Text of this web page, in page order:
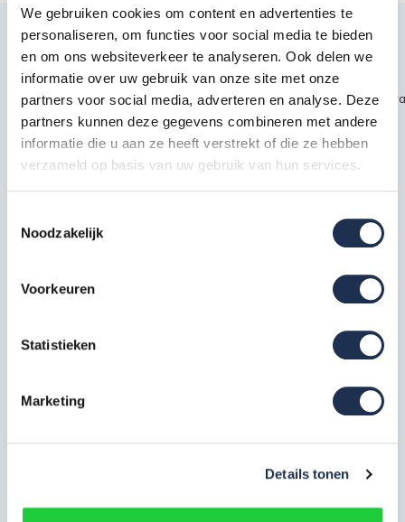
We gebruiken cookies om content en advertenties te
personaliseren, om functies voor social media te bieden
en om ons websiteverkeer te analyseren. Ook delen we
informatie over uw gebruik van onze site met onze
partners voor social media, adverteren en analyse. Deze
partners kunnen deze gegevens combineren met andere
informatie die u aan ze heeft verstrekt of die ze hebben
verzameld op basis van uw gebruik van hun services.
Noodzakelijk
Voorkeuren
Statistieken
Marketing
Details tonen
Productbeschrijving
~~https://cdn.webshopapp.com/shops/189476/files/451435720/
safety1.jpg
EAN
Meest behulpzame reviews
veiligheidsnormen
Eerder bekeken door jou